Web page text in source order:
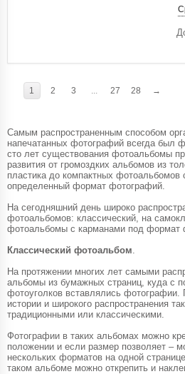
1 2 3 27 28 →
Самым распространенным способом
напечатанных фотографий всегда был
сто лет существования фотоальбомы
развития от громоздких альбомов из
пластика до компактных фотоальбомов
определенный формат фотографий.
На сегодняшний день широко
фотоальбомов: классический, на
фотоальбомы с карманами под формат
Классический фотоальбом
На протяжении многих лет самыми
альбомы из бумажных страниц, куда с
фотоуголков вставлялись фотографии.
истории и широкого распространения
традиционными или классическими.
Фотографии в таких альбомах можно
положении и если размер позволяет –
нескольких форматов на одной
таком альбоме можно открепить и